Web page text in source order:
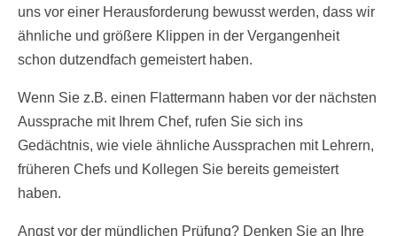
uns vor einer Herausforderung bewusst werden, dass wir
ähnliche und größere Klippen in der Vergangenheit
schon dutzendfach gemeistert haben.
Wenn Sie z.B. einen Flattermann haben vor der nächsten
Aussprache mit Ihrem Chef, rufen Sie sich ins
Gedächtnis, wie viele ähnliche Aussprachen mit Lehrern,
früheren Chefs und Kollegen Sie bereits gemeistert
haben.
Angst vor der mündlichen Prüfung? Denken Sie an Ihre